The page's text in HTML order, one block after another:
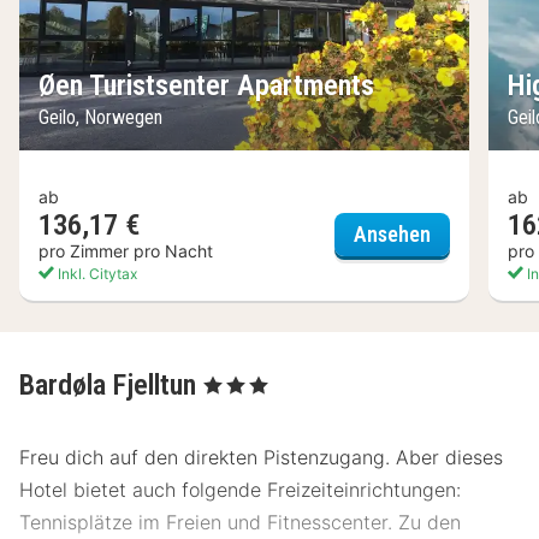
Øen Turistsenter Apartments
Geilo, Norwegen
ab
136,17 €
pro Zimmer pro Nacht
Inkl. Citytax
Ansehen Øen
ab
pro
Bardøla Fjelltun , 3 Sterne
Freu dich auf den direkten Pistenzugang. Aber dieses
Hotel bietet auch folgende Freizeiteinrichtungen:
Tennisplätze im Freien und Fitnesscenter. Zu den